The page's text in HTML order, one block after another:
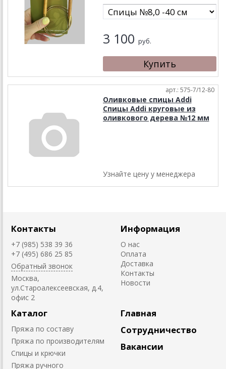
3 100 руб.
арт.: 575-7/12-80
Оливковые спицы Addi
Спицы Addi круговые из
оливкового дерева №12 мм
Узнайте цену у менеджера
Контакты
+7 (985) 538 39 36
+7 (495) 686 25 85
Обратный звонок
Москва,
ул.Староалексеевская, д.4,
офис 2
Информация
О нас
Оплата
Доставка
Контакты
Новости
Каталог
Пряжа по составу
Пряжа по производителям
Спицы и крючки
Пряжа ручного
Главная
Сотрудничество
Вакансии